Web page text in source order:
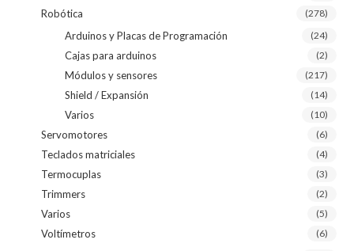
Robótica (278)
Arduinos y Placas de Programación (24)
Cajas para arduinos (2)
Módulos y sensores (217)
Shield / Expansión (14)
Varios (10)
Servomotores (6)
Teclados matriciales (4)
Termocuplas (3)
Trimmers (2)
Varios (5)
Voltímetros (6)